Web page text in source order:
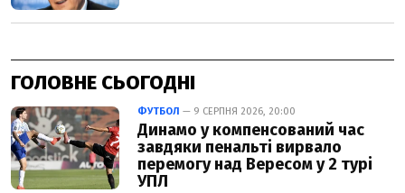
ГОЛОВНЕ СЬОГОДНІ
ФУТБОЛ — 9 СЕРПНЯ 2026, 20:00
Динамо у компенсований час
завдяки пенальті вирвало
перемогу над Вересом у 2 турі
УПЛ